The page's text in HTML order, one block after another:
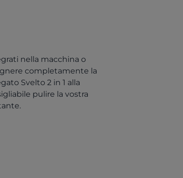
nella macchina o
completamente la
Svelto 2 in 1 alla
pulire la vostra